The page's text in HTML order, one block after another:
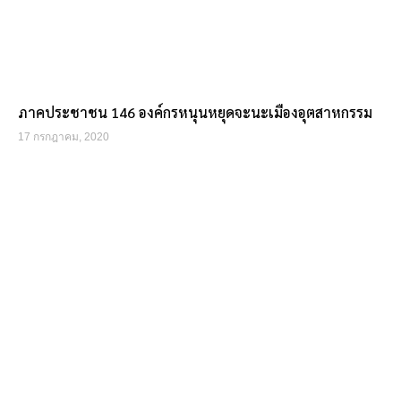
ภาคประชาชน 146 องค์กรหนุนหยุดจะนะเมืองอุตสาหกรรม
17 กรกฎาคม, 2020